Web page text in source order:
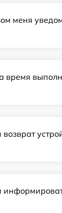
меня
время